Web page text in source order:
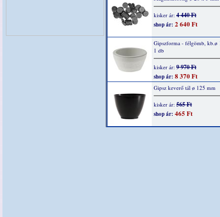
kisker ár: 4 440 Ft
shop ár: 2 640 Ft
Gipszforma - félgömb, kb.ø
1 db
kisker ár: 9 970 Ft
shop ár: 8 370 Ft
Gipsz keverő tál ø 125 mm
kisker ár: 565 Ft
shop ár: 465 Ft